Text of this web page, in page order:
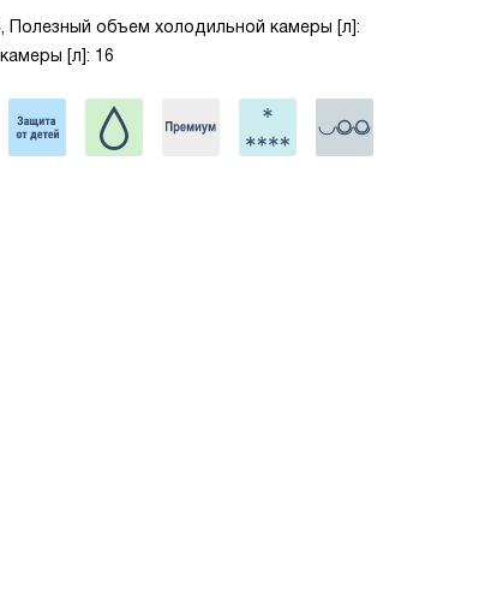
Полезный объем холодильной камеры [л]:
[л]: 16